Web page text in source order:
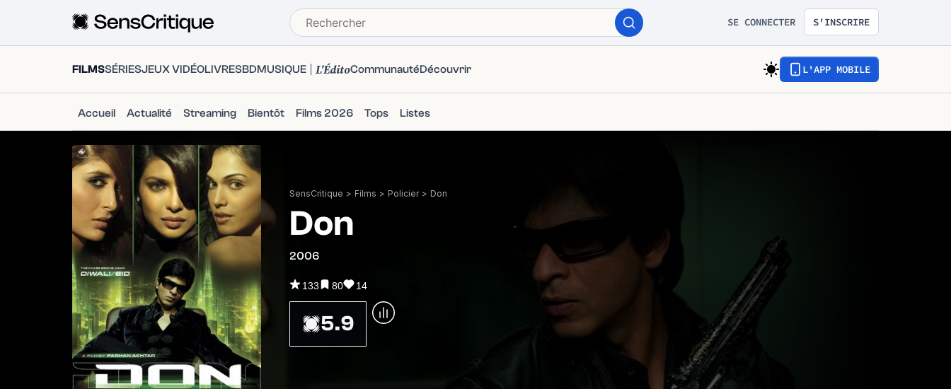
SE CONNECTER S'INSCRIRE
FILMSSÉRIESJEUX VIDÉOLIVRESBDMUSIQUE L'ÉditoCommunautéDécouvrir L'APP MOBILE
Accueil Actualité Streaming Bientôt Films 2026 Tops Listes
SensCritique > Films > Policier > Don
Don
2006
133 80 14
5.9